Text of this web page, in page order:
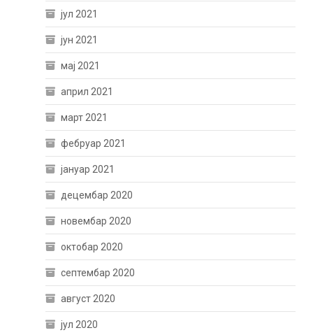
јул 2021
јун 2021
мај 2021
април 2021
март 2021
фебруар 2021
јануар 2021
децембар 2020
новембар 2020
октобар 2020
септембар 2020
август 2020
јул 2020